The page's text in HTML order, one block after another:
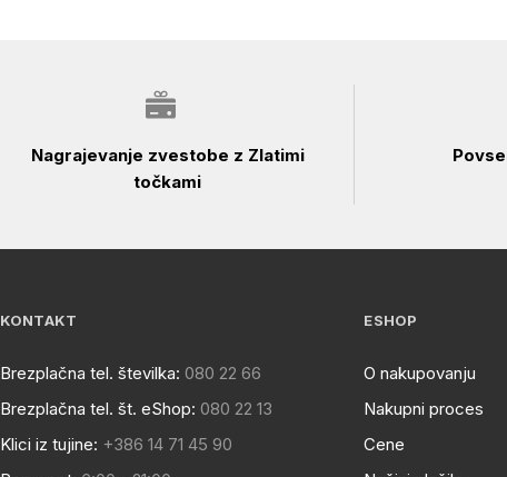
Nagrajevanje zvestobe z Zlatimi
točkami
KONTAKT
Brezplačna tel. številka: 080 22 66
Brezplačna tel. št. eShop: 080 22 13
Klici iz tujine: +386 14 71 45 90
ESHOP
O nakupovanju
Nakupni proces
Cene